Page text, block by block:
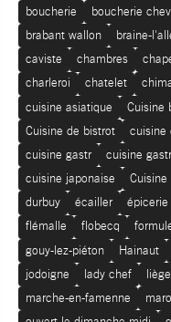
boucherie
boucherie
brabant wallon
braine-
caviste
chambres
charleroi
chatelet
cuisine asiatique
Cuisine
Cuisine de bistrot
cuisine
cuisine gastr
cuisine
cuisine japonaise
Cuisine
durbuy
écailler épicerie
flémalle
flobecq
gouy-lez-piéton
Hainaut
jodoigne
lady chef liège
marche-en-famenne